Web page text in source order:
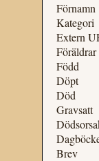
Förnamn
Kategori
Extern
Föräldrar
Född
Döpt
Död
Gravsatt
Brev